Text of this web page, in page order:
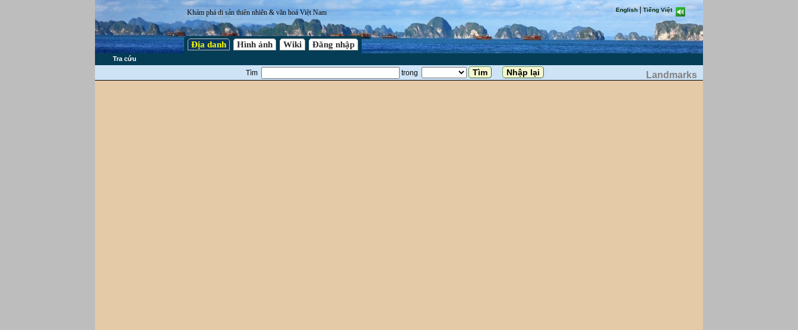
Khám phá di sản thiên nhiên & văn hoá Việt Nam English| Tiếng Việt
Địa danh Hình ảnh Wiki Đăng nhập
Tra cứu
Tìm trong Landmarks